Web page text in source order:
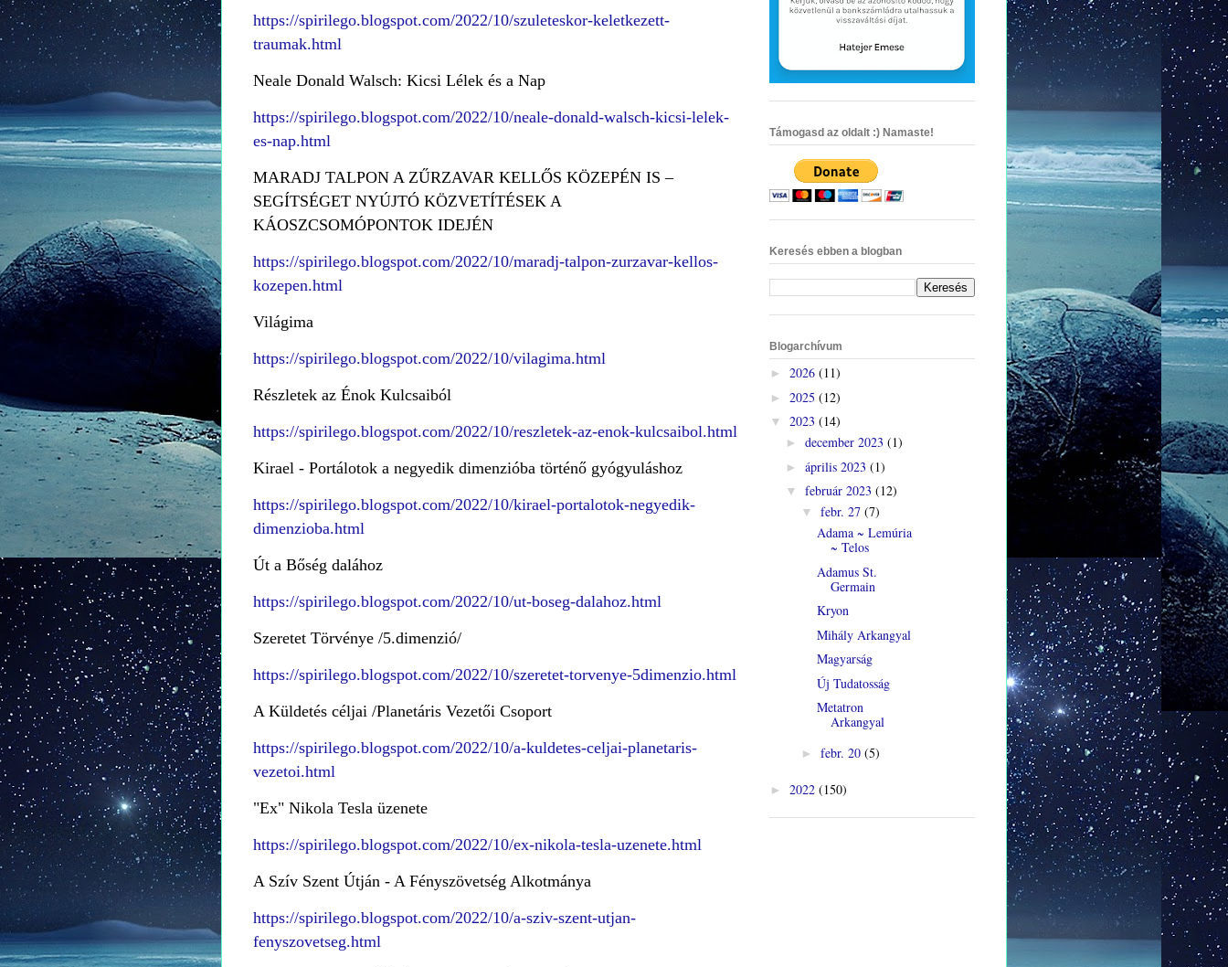
https://spirilego.blogspot.com/2022/10/szuleteskor-keletkezett-
traumak.html
Neale Donald Walsch: Kicsi Lélek és a Nap
https://spirilego.blogspot.com/2022/10/neale-donald-walsch-kicsi-lelek-
es-nap.html
MARADJ TALPON A ZŰRZAVAR KELLŐS KÖZEPÉN IS –
SEGÍTSÉGET NYÚJTÓ KÖZVETÍTÉSEK A
KÁOSZCSOMÓPONTOK IDEJÉN
https://spirilego.blogspot.com/2022/10/maradj-talpon-zurzavar-kellos-
kozepen.html
Világima
https://spirilego.blogspot.com/2022/10/vilagima.html
Részletek az Énok Kulcsaiból
https://spirilego.blogspot.com/2022/10/reszletek-az-enok-kulcsaibol.html
Kirael - Portálotok a negyedik dimenzióba történő gyógyuláshoz
https://spirilego.blogspot.com/2022/10/kirael-portalotok-negyedik-
dimenzioba.html
Út a Bőség dalához
https://spirilego.blogspot.com/2022/10/ut-boseg-dalahoz.html
Szeretet Törvénye /5.dimenzió/
https://spirilego.blogspot.com/2022/10/szeretet-torvenye-5dimenzio.html
A Küldetés céljai /Planetáris Vezetői Csoport
https://spirilego.blogspot.com/2022/10/a-kuldetes-celjai-planetaris-
vezetoi.html
"Ex" Nikola Tesla üzenete
https://spirilego.blogspot.com/2022/10/ex-nikola-tesla-uzenete.html
A Szív Szent Útján - A Fényszövetség Alkotmánya
https://spirilego.blogspot.com/2022/10/a-sziv-szent-utjan-
fenyszovetseg.html
Támogasd az oldalt :) Namaste!
Keresés ebben a blogban
Blogarchívum
► 2026 (11)
► 2025 (12)
▼ 2023 (14)
► december 2023 (1)
► április 2023 (1)
▼ február 2023 (12)
▼ febr. 27 (7)
Adama ~ Lemúria
~ Telos
Adamus St.
Germain
Kryon
Mihály Arkangyal
Magyarság
Új Tudatosság
Metatron
Arkangyal
► febr. 20 (5)
► 2022 (150)